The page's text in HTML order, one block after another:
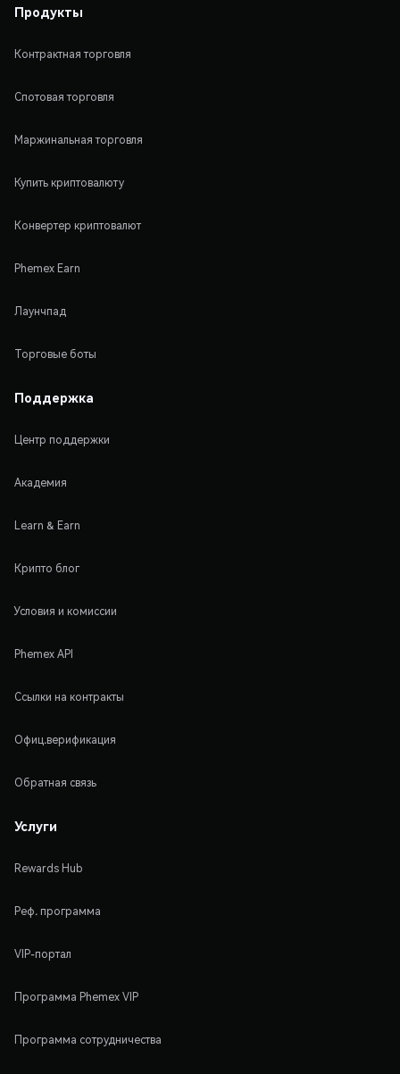
Продукты
Контрактная торговля
Спотовая торговля
Маржинальная торговля
Купить криптовалюту
Конвертер криптовалют
Phemex Earn
Лаунчпад
Торговые боты
Поддержка
Центр поддержки
Академия
Learn & Earn
Крипто блог
Условия и комиссии
Phemex API
Ссылки на контракты
Офиц.верификация
Обратная связь
Услуги
Rewards Hub
Реф. программа
VIP-портал
Программа Phemex VIP
Программа сотрудничества